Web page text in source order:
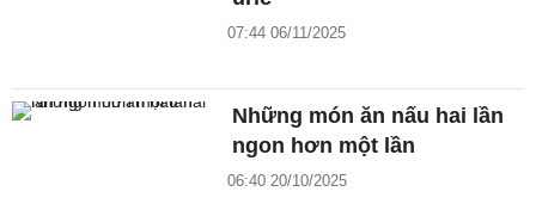
07:44 06/11/2025
Những món ăn nấu hai lần
ngon hơn một lần
06:40 20/10/2025